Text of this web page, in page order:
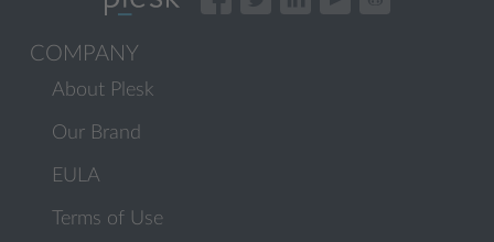
COMPANY
About Plesk
Our Brand
EULA
Terms of Use